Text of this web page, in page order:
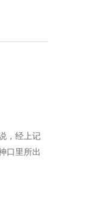
，经上记
口里所出